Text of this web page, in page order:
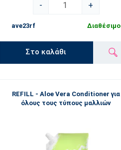
-
+
ave23rf Διαθέσιμο
Στο καλάθι
REFILL - Aloe Vera Conditioner για
όλους τους τύπους μαλλιών